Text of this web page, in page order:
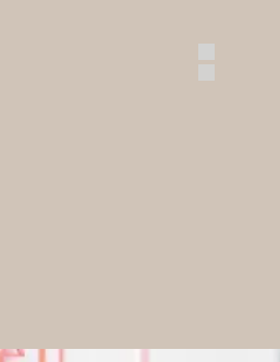
ลดความหย่อนคล้อยของผิว ด้วยไห
านๆ ช่วยแก้ไขจุดบกพร่องบริเว